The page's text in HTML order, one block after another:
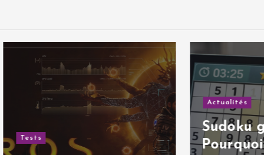
Actualités
Sudoku gratuit |
Pourquoi ce